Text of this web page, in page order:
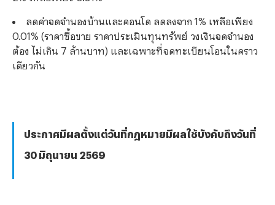
ลดค่าจดจำนองบ้านและคอนโด ลดลงจาก 1% เหลือเพียง
0.01% (ราคาซื้อขาย ราคาประเมินทุนทรัพย์ วงเงินจดจำนอง
ต้อง ไม่เกิน 7 ล้านบาท) และเฉพาะที่จดทะเบียนโอนในคราว
เดียวกัน
ประกาศมีผลตั้งแต่วันที่กฎหมายมีผลใช้บังคับถึงวันที่
30 มิถุนายน 2569